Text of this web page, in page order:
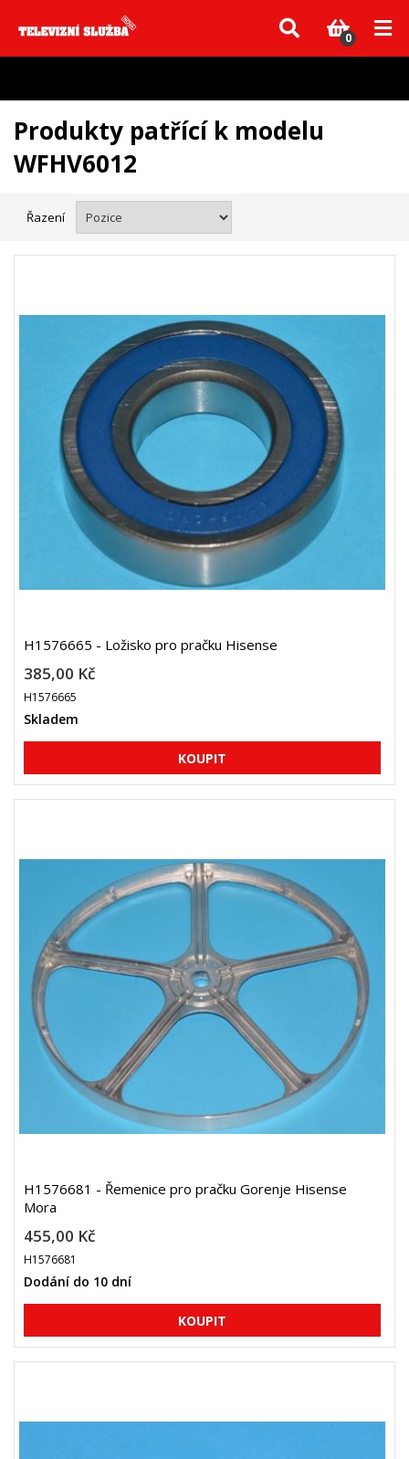
Vzhledem k aktuální situaci se může dodání dílů, které nejsou skladem,
zpozdit. Děkujeme za pochopení.
0
Produkty patřící k modelu
WFHV6012
Řazení
H1576665 - Ložisko pro pračku Hisense
385,00 Kč
H1576665
Skladem
H1576681 - Řemenice pro pračku Gorenje Hisense
Mora
455,00 Kč
H1576681
Dodání do 10 dní